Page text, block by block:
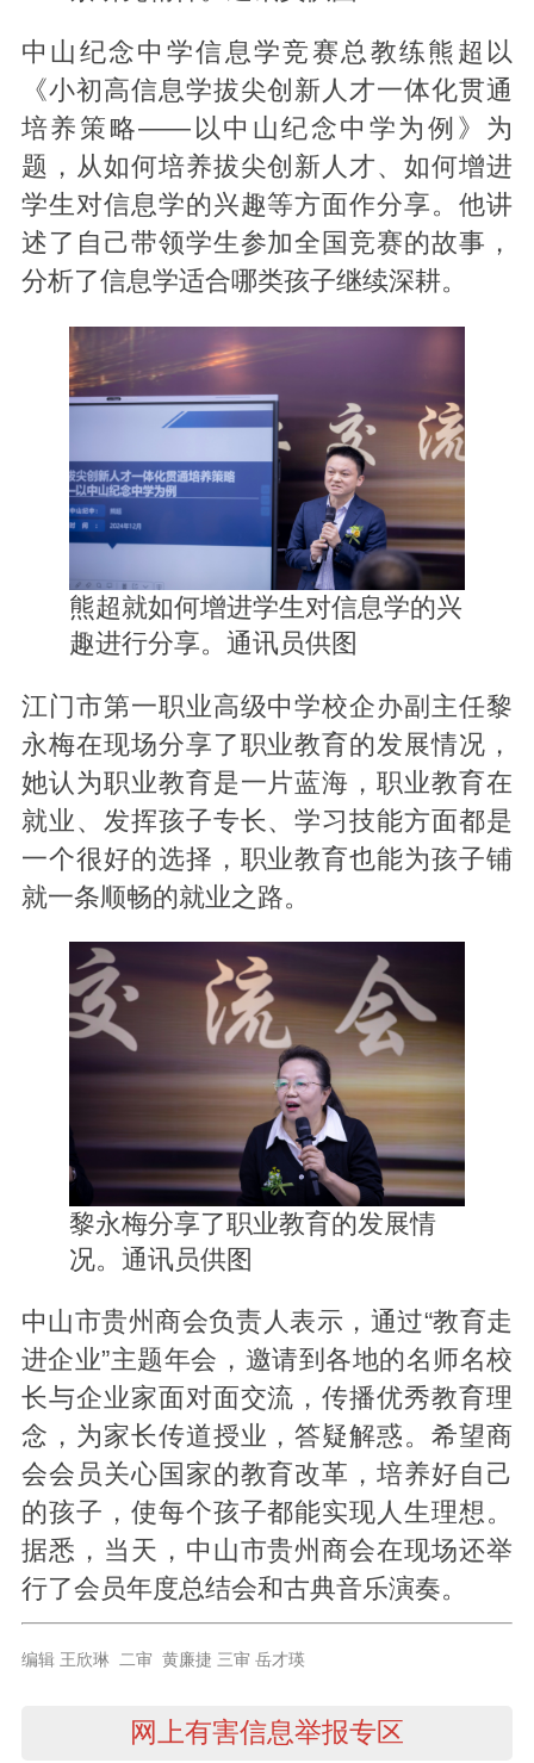
中山纪念中学信息学竞赛总教练熊超以
《小初高信息学拔尖创新人才一体化贯通
培养策略——以中山纪念中学为例》为
题，从如何培养拔尖创新人才、如何增进
学生对信息学的兴趣等方面作分享。他讲
述了自己带领学生参加全国竞赛的故事，
分析了信息学适合哪类孩子继续深耕。
熊超就如何增进学生对信息学的兴
趣进行分享。通讯员供图
江门市第一职业高级中学校企办副主任黎
永梅在现场分享了职业教育的发展情况，
她认为职业教育是一片蓝海，职业教育在
就业、发挥孩子专长、学习技能方面都是
一个很好的选择，职业教育也能为孩子铺
就一条顺畅的就业之路。
黎永梅分享了职业教育的发展情
况。通讯员供图
中山市贵州商会负责人表示，通过“教育走
进企业”主题年会，邀请到各地的名师名校
长与企业家面对面交流，传播优秀教育理
念，为家长传道授业，答疑解惑。希望商
会会员关心国家的教育改革，培养好自己
的孩子，使每个孩子都能实现人生理想。
据悉，当天，中山市贵州商会在现场还举
行了会员年度总结会和古典音乐演奏。
编辑 王欣琳 二审 黄廉捷 三审 岳才瑛
网上有害信息举报专区